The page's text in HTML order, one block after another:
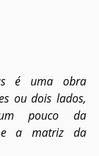
é uma obra
ou dois lados,
pouco da
e a matriz da